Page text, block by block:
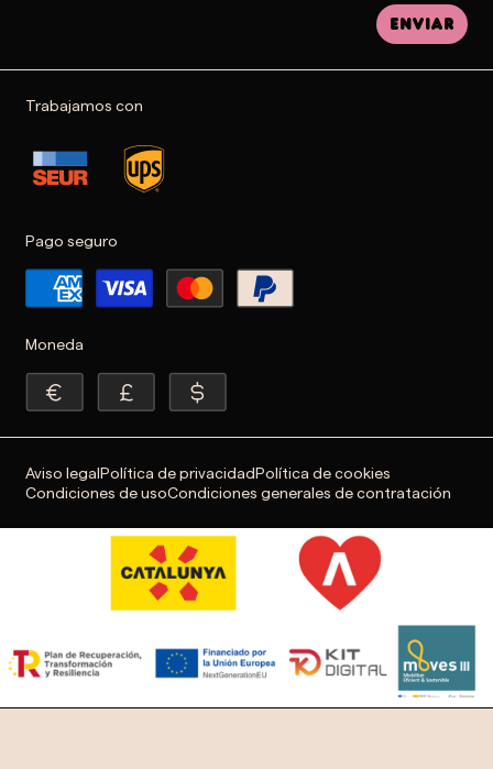
Enviar
Trabajamos con
Pago seguro
Moneda
Aviso legalPolítica de privacidadPolítica de cookies
Condiciones de usoCondiciones generales de contratación